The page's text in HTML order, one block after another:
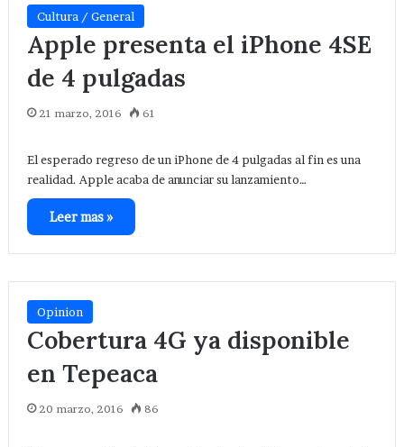
Cultura / General
Apple presenta el iPhone 4SE
de 4 pulgadas
21 marzo, 2016 61
El esperado regreso de un iPhone de 4 pulgadas al fin es una
realidad. Apple acaba de anunciar su lanzamiento…
Leer mas »
Opinion
Cobertura 4G ya disponible
en Tepeaca
20 marzo, 2016 86